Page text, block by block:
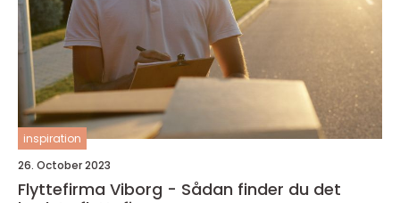
inspiration
26. October 2023
Flyttefirma Viborg - Sådan finder du det